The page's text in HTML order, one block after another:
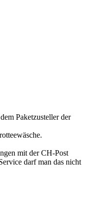
Paketzusteller der
mit der CH-Post
darf man das nicht